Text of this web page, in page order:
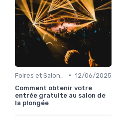
• 12/06/2025
Comment obtenir votre
entrée gratuite au salon de
la plongée